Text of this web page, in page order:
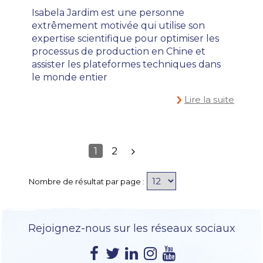
#ONECEVA
Isabela Jardim est une personne
extrêmement motivée qui utilise son
expertise scientifique pour optimiser les
processus de production en Chine et
assister les plateformes techniques dans
le monde entier
Lire la suite
1 2
Nombre de résultat par page :
Rejoignez-nous sur les réseaux sociaux